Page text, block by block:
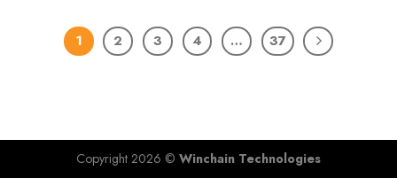
1 2 3 4 … 37
Copyright 2026 © Winchain Technologies